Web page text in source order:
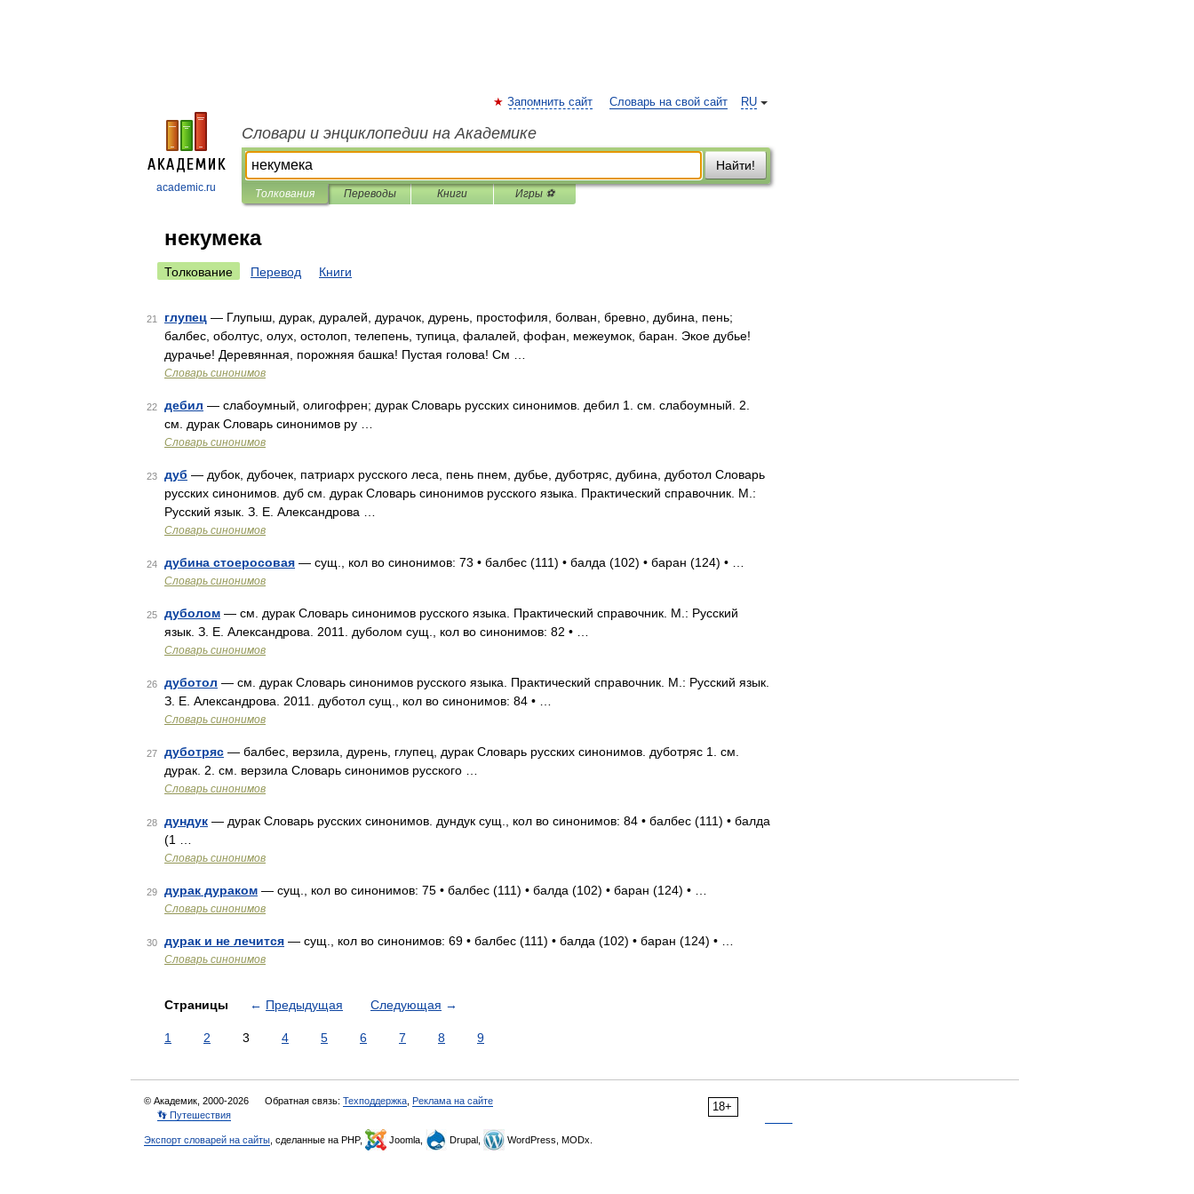
academic.ru
RU
Запомнить сайт Словарь на свой сайт
Словари и энциклопедии на Академике
Найти!
Толкования Переводы Книги Игры ⚽
некумека
Толкование Перевод Книги
21 глупец — Глупыш, дурак, дуралей, дурачок, дурень, простофиля, болван, бревно, дубина, пень;
балбес, оболтус, олух, остолоп, телепень, тупица, фалалей, фофан, межеумок, баран. Экое дубье!
дурачье! Деревянная, порожняя башка! Пустая голова! См …
Словарь синонимов
22 дебил — слабоумный, олигофрен; дурак Словарь русских синонимов. дебил 1. см. слабоумный. 2.
см. дурак Словарь синонимов ру …
Словарь синонимов
23 дуб — дубок, дубочек, патриарх русского леса, пень пнем, дубье, дуботряс, дубина, дуботол Словарь
русских синонимов. дуб см. дурак Словарь синонимов русского языка. Практический справочник. М.:
Русский язык. З. Е. Александрова …
Словарь синонимов
24 дубина стоеросовая — сущ., кол во синонимов: 73 • балбес (111) • балда (102) • баран (124) • …
Словарь синонимов
25 дуболом — см. дурак Словарь синонимов русского языка. Практический справочник. М.: Русский
язык. З. Е. Александрова. 2011. дуболом сущ., кол во синонимов: 82 • …
Словарь синонимов
26 дуботол — см. дурак Словарь синонимов русского языка. Практический справочник. М.: Русский язык.
З. Е. Александрова. 2011. дуботол сущ., кол во синонимов: 84 • …
Словарь синонимов
27 дуботряс — балбес, верзила, дурень, глупец, дурак Словарь русских синонимов. дуботряс 1. см.
дурак. 2. см. верзила Словарь синонимов русского …
Словарь синонимов
28 дундук — дурак Словарь русских синонимов. дундук сущ., кол во синонимов: 84 • балбес (111) • балда
(1 …
Словарь синонимов
29 дурак дураком — сущ., кол во синонимов: 75 • балбес (111) • балда (102) • баран (124) • …
Словарь синонимов
30 дурак и не лечится — сущ., кол во синонимов: 69 • балбес (111) • балда (102) • баран (124) • …
Словарь синонимов
Страницы ← Предыдущая Следующая →
1 2 3 4 5 6 7 8 9
18+
© Академик, 2000-2026 Обратная связь: Техподдержка Реклама на сайте
👣 Путешествия
Экспорт словарей на сайты , сделанные на PHP, Joomla, Drupal, WordPress, MODx.